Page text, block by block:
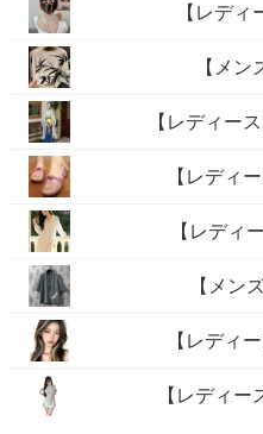
【レディ
【メン
【レディー
【レディ
【レディ
【メン
【レディ
【レディー